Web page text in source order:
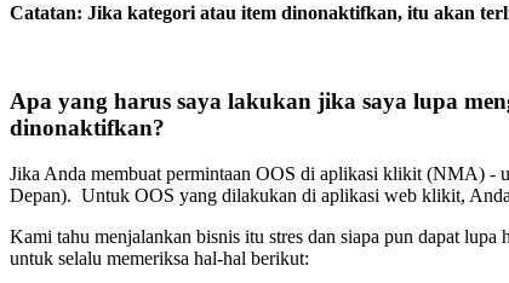
Catatan: Jika kategori atau item dinonaktifkan, itu akan
Apa yang harus saya lakukan jika saya lupa
dinonaktifkan?
Jika Anda membuat permintaan OOS di aplikasi klikit (NMA) -
Depan). Untuk OOS yang dilakukan di aplikasi web klikit,
Kami tahu menjalankan bisnis itu stres dan siapa pun dapat
untuk selalu memeriksa hal-hal berikut: